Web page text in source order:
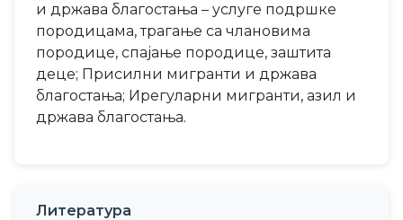
и држава благостања – услуге подршке
породицама, трагање са члановима
породице, спајање породице, заштита
деце; Присилни мигранти и држава
благостања; Ирегуларни мигранти, азил и
држава благостања.
Литература